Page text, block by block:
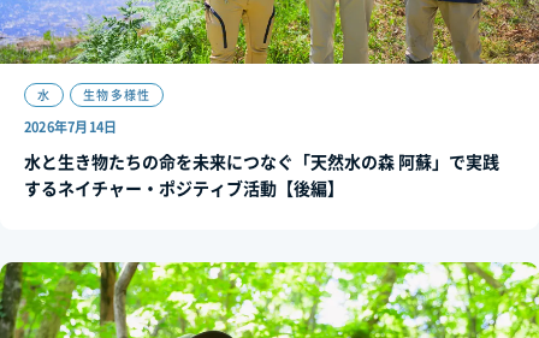
水 生物多様性
2026年7月14日
水と生き物たちの命を未来につなぐ「天然水の森 阿蘇」で実践
するネイチャー・ポジティブ活動【後編】